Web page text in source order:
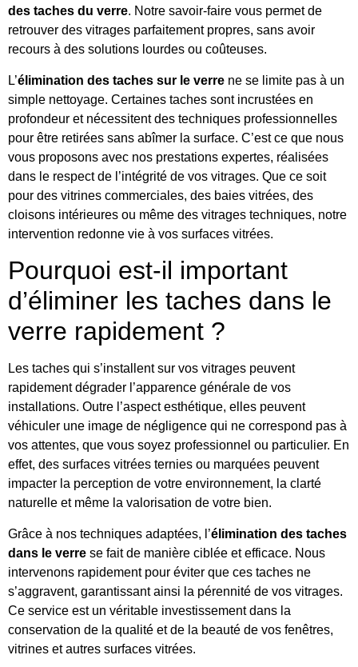
des taches du verre. Notre savoir-faire vous permet de
retrouver des vitrages parfaitement propres, sans avoir
recours à des solutions lourdes ou coûteuses.
L’élimination des taches sur le verre ne se limite pas à un
simple nettoyage. Certaines taches sont incrustées en
profondeur et nécessitent des techniques professionnelles
pour être retirées sans abîmer la surface. C’est ce que nous
vous proposons avec nos prestations expertes, réalisées
dans le respect de l’intégrité de vos vitrages. Que ce soit
pour des vitrines commerciales, des baies vitrées, des
cloisons intérieures ou même des vitrages techniques, notre
intervention redonne vie à vos surfaces vitrées.
Pourquoi est-il important
d’éliminer les taches dans le
verre rapidement ?
Les taches qui s’installent sur vos vitrages peuvent
rapidement dégrader l’apparence générale de vos
installations. Outre l’aspect esthétique, elles peuvent
véhiculer une image de négligence qui ne correspond pas à
vos attentes, que vous soyez professionnel ou particulier. En
effet, des surfaces vitrées ternies ou marquées peuvent
impacter la perception de votre environnement, la clarté
naturelle et même la valorisation de votre bien.
Grâce à nos techniques adaptées, l’élimination des taches
dans le verre se fait de manière ciblée et efficace. Nous
intervenons rapidement pour éviter que ces taches ne
s’aggravent, garantissant ainsi la pérennité de vos vitrages.
Ce service est un véritable investissement dans la
conservation de la qualité et de la beauté de vos fenêtres,
vitrines et autres surfaces vitrées.